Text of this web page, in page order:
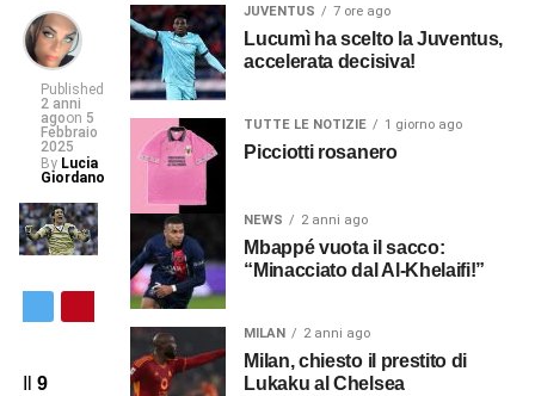
Published
2 anni
agoon 5
Febbraio
2025
By Lucia
Giordano
9
JUVENTUS 7 ore ago
Lucumì ha scelto la Juventus,
accelerata decisiva!
TUTTE LE NOTIZIE 1 giorno ago
Picciotti rosanero
NEWS 2 anni ago
Mbappé vuota il sacco:
“Minacciato dal Al-Khelaifi!”
MILAN 2 anni ago
Milan, chiesto il prestito di
Lukaku al Chelsea